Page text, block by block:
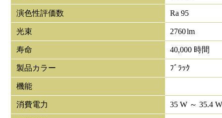
演色性評価数 Ra 95
光束 2760lm
寿命 40,000 時間
製品カラー ﾌﾞﾗｯｸ
機能
消費電力 35 W ～ 35.4